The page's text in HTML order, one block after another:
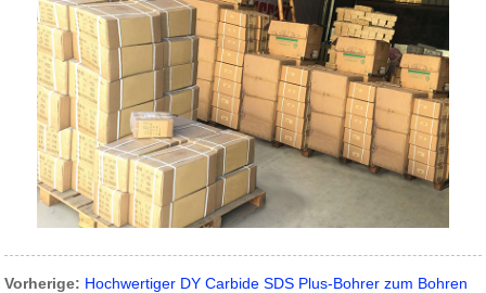
Vorherige: Hochwertiger DY Carbide SDS Plus-Bohrer zum Bohren